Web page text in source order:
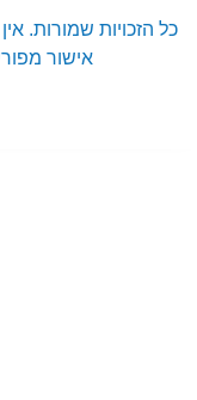
כל הזכויות שמורות.
אישור